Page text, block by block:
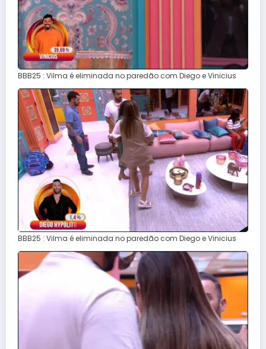
BBB25 : Vilma é eliminada no paredão com Diego e Vinicius
BBB25 : Vilma é eliminada no paredão com Diego e Vinicius